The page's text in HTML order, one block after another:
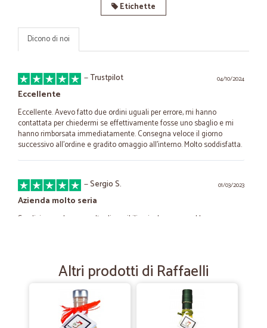
Etichette
Dicono di noi
04/10/2024
—Trustpilot
Eccellente
Eccellente. Avevo fatto due ordini uguali per errore, mi hanno
contattata per chiedermi se effettivamente fosse uno sbaglio e mi
hanno rimborsata immediatamente. Consegna veloce il giorno
successivo all'ordine e gradito omaggio all'interno. Molto soddisfatta.
01/03/2023
—Sergio S.
Azienda molto seria
Spedizione veloce e molto disponibili a risolvere un problema..
PASTA DIVELLA
Il materiale che è diventato totalmente irreperibile nella citta di
Torino è arrivato quando previsto perfettamente imballato e di ottima
Altri prodotti di Raffaelli